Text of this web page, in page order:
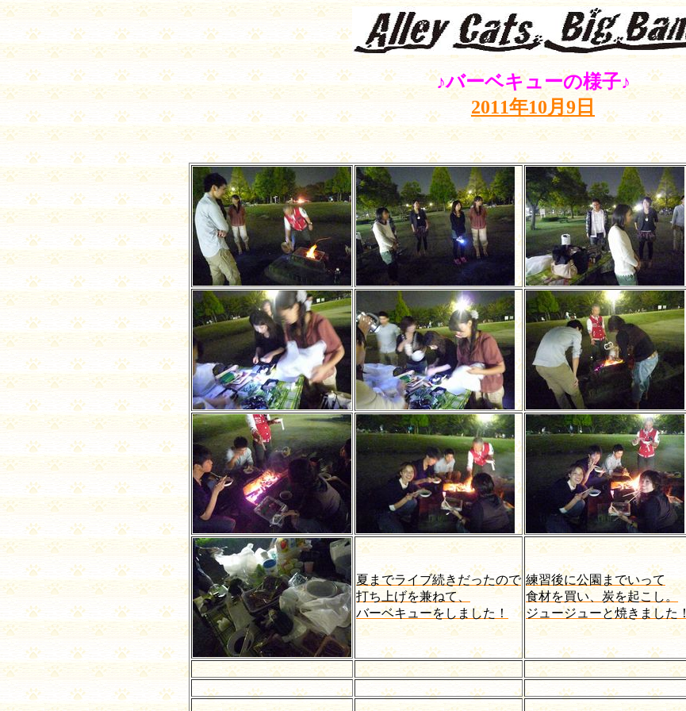
♪バーベキューの様子♪
2011年10月9日
夏までライブ続きだったので
打ち上げを兼ねて、
バーベキューをしました！
練習後に公園までいって
食材を買い、炭を起こし。
ジュージューと焼きました！